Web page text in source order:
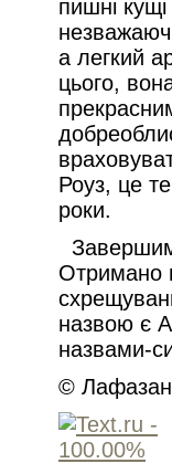
пишні кущі
а легкий
цього,
Роуз, це
роки.
Отримано
назвою є
назвами-
©